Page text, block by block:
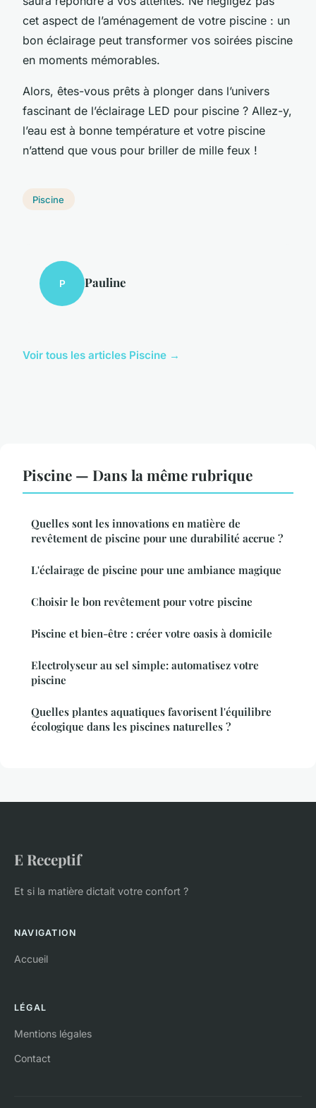
cet aspect de l’aménagement de votre piscine : un
bon éclairage peut transformer vos soirées piscine
en moments mémorables.
Alors, êtes-vous prêts à plonger dans l’univers
fascinant de l’éclairage LED pour piscine ? Allez-y,
l’eau est à bonne température et votre piscine
n’attend que vous pour briller de mille feux !
Piscine
P Pauline
Voir tous les articles Piscine →
Piscine — Dans la même rubrique
Quelles sont les innovations en matière de
revêtement de piscine pour une durabilité accrue ?
L'éclairage de piscine pour une ambiance magique
Choisir le bon revêtement pour votre piscine
Piscine et bien-être : créer votre oasis à domicile
Electrolyseur au sel simple: automatisez votre
piscine
Quelles plantes aquatiques favorisent l'équilibre
écologique dans les piscines naturelles ?
E Receptif
Et si la matière dictait votre confort ?
NAVIGATION
Accueil
LÉGAL
Mentions légales
Contact